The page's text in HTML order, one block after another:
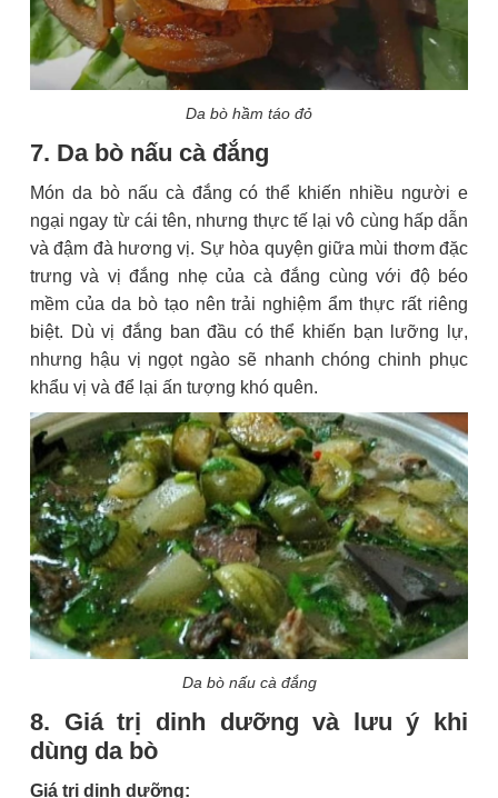
Da bò hầm táo đỏ
7. Da bò nấu cà đắng
Món da bò nấu cà đắng có thể khiến nhiều người e
ngại ngay từ cái tên, nhưng thực tế lại vô cùng hấp dẫn
và đậm đà hương vị. Sự hòa quyện giữa mùi thơm đặc
trưng và vị đắng nhẹ của cà đắng cùng với độ béo
mềm của da bò tạo nên trải nghiệm ẩm thực rất riêng
biệt. Dù vị đắng ban đầu có thể khiến bạn lưỡng lự,
nhưng hậu vị ngọt ngào sẽ nhanh chóng chinh phục
khẩu vị và để lại ấn tượng khó quên.
Da bò nấu cà đắng
8. Giá trị dinh dưỡng và lưu ý khi
dùng da bò
Giá trị dinh dưỡng: